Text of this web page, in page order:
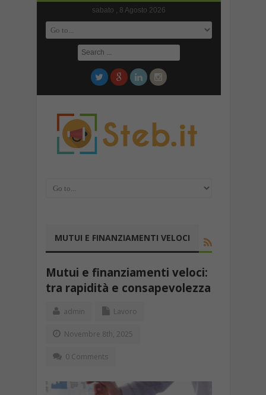
sabato , 8 Agosto 2026
MUTUI E FINANZIAMENTI VELOCI
Mutui e finanziamenti veloci:
tra rapidità e consapevolezza
admin Lavoro
Novembre 8th, 2025
0 Comments